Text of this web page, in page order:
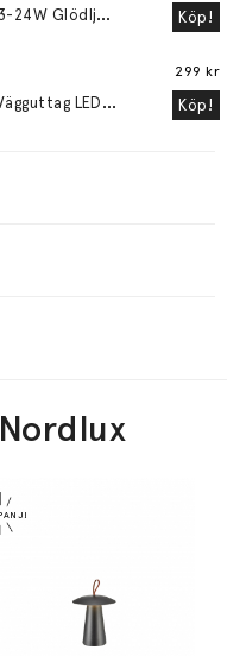
D
immer För Vägguttag LED 3-24W Glödljus 30-200W Köp!
M
ood Plugg-in Dimmer För Vägguttag LED 3-24W Glödljus 30-200W Vit
299 kr
Köp!
Nordlux